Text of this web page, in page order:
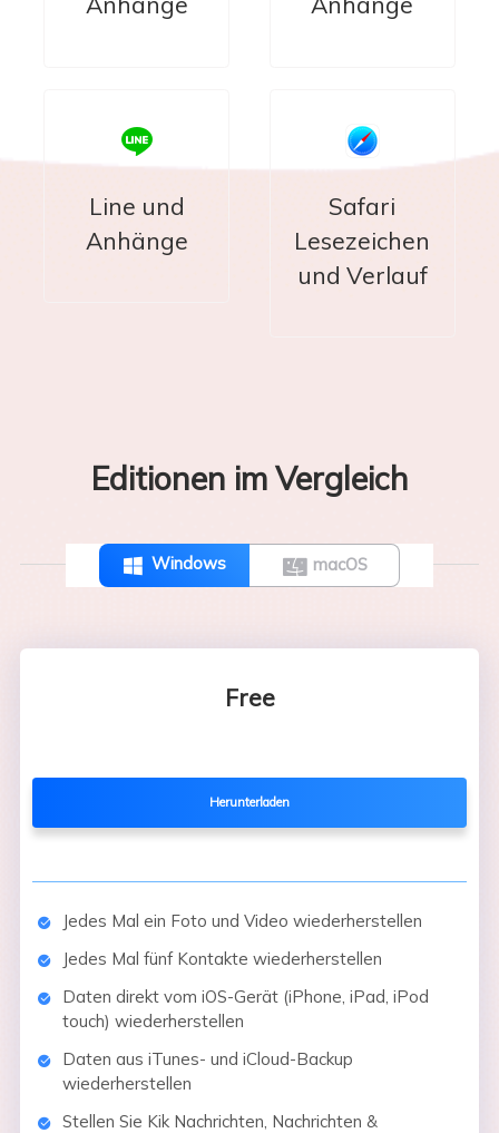
Line und
Anhänge
Safari
Lesezeichen
und Verlauf
Editionen im Vergleich
 Windows  macOS
Free
Herunterladen
Jedes Mal ein Foto und Video wiederherstellen
Jedes Mal fünf Kontakte wiederherstellen
Daten direkt vom iOS-Gerät (iPhone, iPad, iPod
touch) wiederherstellen
Daten aus iTunes- und iCloud-Backup
wiederherstellen
Stellen Sie Kik Nachrichten, Nachrichten &